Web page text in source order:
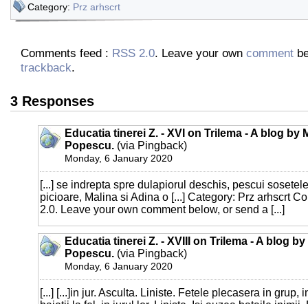
Category: Prz arhscrt
Comments feed : RSS 2.0. Leave your own comment
trackback.
3 Responses
Educatia tinerei Z. - XVI on Trilema - A blog by
Popescu. (via Pingback)
Monday, 6 January 2020
[...] se indrepta spre dulapiorul deschis, pescui
picioare, Malina si Adina o [...] Category: Prz arhscrt
2.0. Leave your own comment below, or send a [...]
Educatia tinerei Z. - XVIII on Trilema - A blog by
Popescu. (via Pingback)
Monday, 6 January 2020
[...] [...]in jur. Asculta. Liniste. Fetele plecasera in grup,